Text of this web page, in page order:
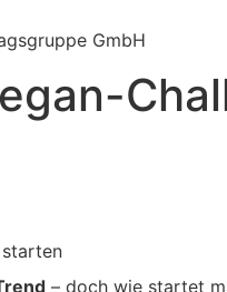
GmbH
– doch wie startet